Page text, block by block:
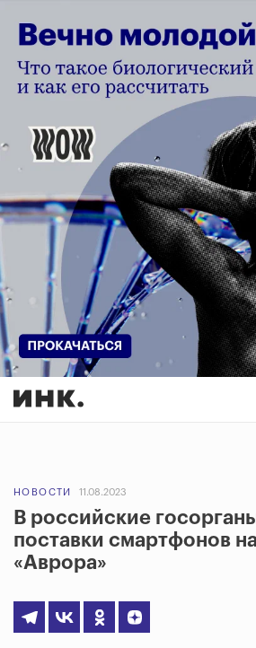
НОВОСТИ 11.08.2023
В российские
поставки смартфонов
«Аврора»